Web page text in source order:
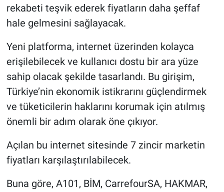
rekabeti teşvik ederek fiyatların daha şeffaf
hale gelmesini sağlayacak.
Yeni platforma, internet üzerinden kolayca
erişilebilecek ve kullanıcı dostu bir ara yüze
sahip olacak şekilde tasarlandı. Bu girişim,
Türkiye’nin ekonomik istikrarını güçlendirmek
ve tüketicilerin haklarını korumak için atılmış
önemli bir adım olarak öne çıkıyor.
Açılan bu internet sitesinde 7 zincir marketin
fiyatları karşılaştırılabilecek.
Buna göre, A101, BİM, CarrefourSA, HAKMAR,